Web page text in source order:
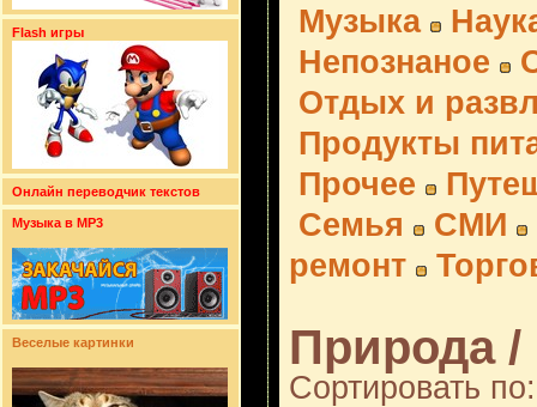
Flash игры
Онлайн переводчик текстов
Музыка в MP3
Веселые картинки
Музыка
Непознаное
Отдых и
Продукты
Прочее
Семья
СМИ
ремонт
Природа /
Сортировать